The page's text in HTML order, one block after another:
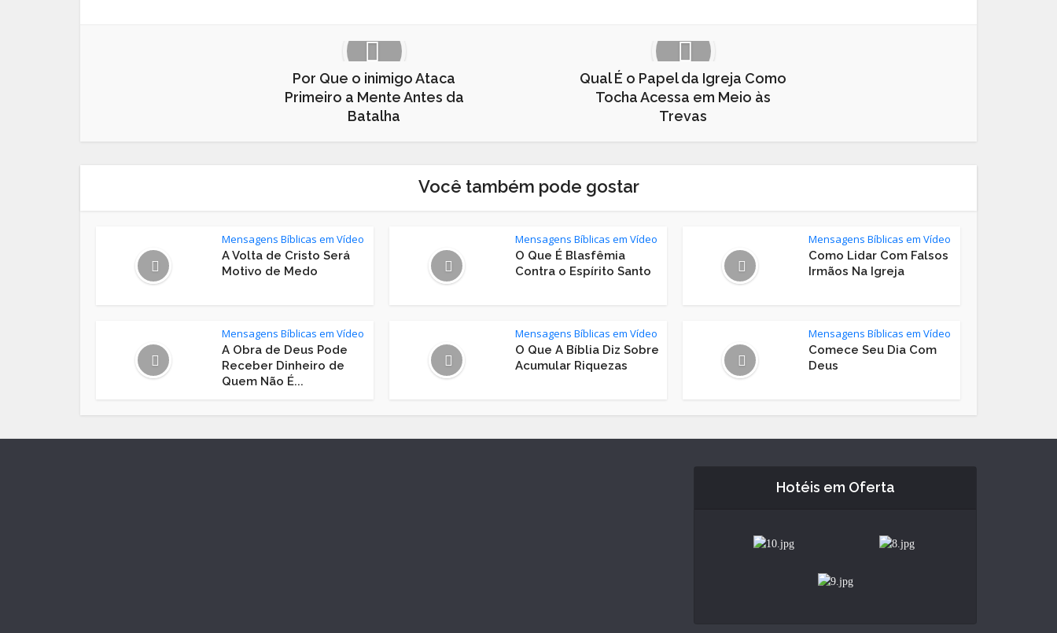
Por Que o inimigo Ataca
Primeiro a Mente Antes da
Batalha
Qual É o Papel da Igreja Como
Tocha Acessa em Meio às
Trevas
Você também pode gostar
Mensagens Bíblicas em Vídeo
A Volta de Cristo Será
Motivo de Medo
Mensagens Bíblicas em Vídeo
O Que É Blasfêmia
Contra o Espírito Santo
Mensagens Bíblicas em Vídeo
Como Lidar Com Falsos
Irmãos Na Igreja
Mensagens Bíblicas em Vídeo
A Obra de Deus Pode
Receber Dinheiro de
Quem Não É...
Mensagens Bíblicas em Vídeo
O Que A Bíblia Diz Sobre
Acumular Riquezas
Mensagens Bíblicas em Vídeo
Comece Seu Dia Com
Deus
Hotéis em Oferta